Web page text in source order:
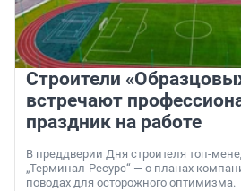
Строители
встречают
праздник на работе
В преддверии Дня строителя топ-
„Терминал-Ресурс“ — о планах
поводах для осторожного оптимизма.